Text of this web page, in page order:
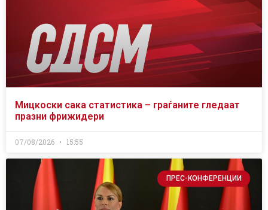
Мицкоски сака статистика – граѓаните гледаат
празни фрижидери
07/08/2026 15:55
ПРЕС-КОНФЕРЕНЦИИ